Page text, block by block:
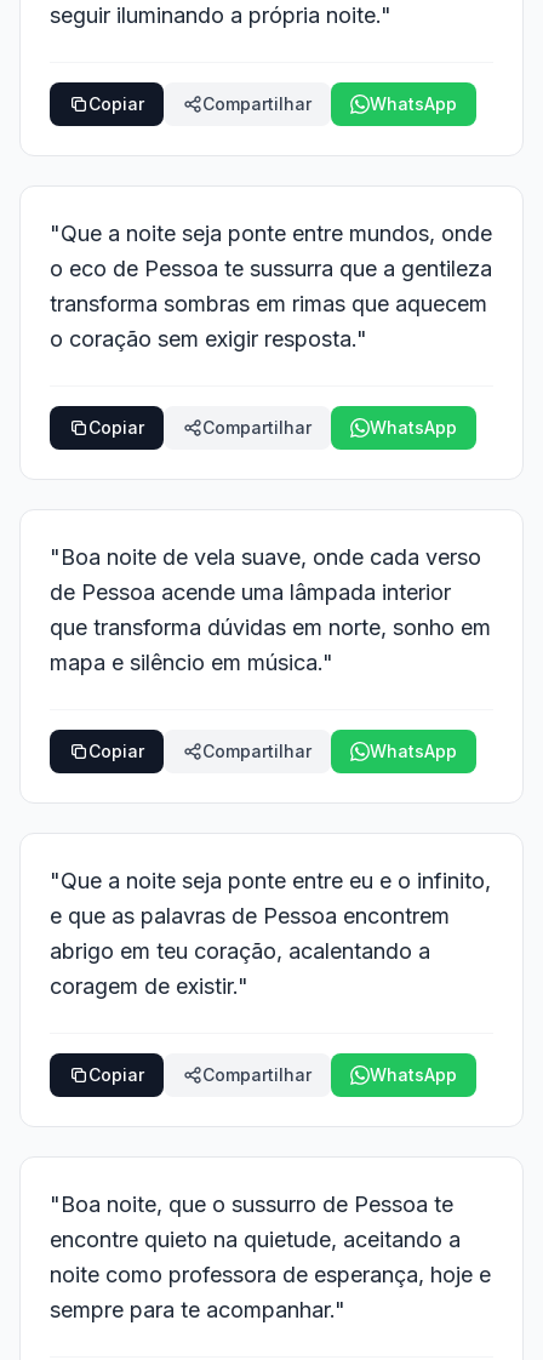
seguir iluminando a própria noite."
Copiar Compartilhar WhatsApp
"Que a noite seja ponte entre mundos, onde
o eco de Pessoa te sussurra que a gentileza
transforma sombras em rimas que aquecem
o coração sem exigir resposta."
Copiar Compartilhar WhatsApp
"Boa noite de vela suave, onde cada verso
de Pessoa acende uma lâmpada interior
que transforma dúvidas em norte, sonho em
mapa e silêncio em música."
Copiar Compartilhar WhatsApp
"Que a noite seja ponte entre eu e o infinito,
e que as palavras de Pessoa encontrem
abrigo em teu coração, acalentando a
coragem de existir."
Copiar Compartilhar WhatsApp
"Boa noite, que o sussurro de Pessoa te
encontre quieto na quietude, aceitando a
noite como professora de esperança, hoje e
sempre para te acompanhar."